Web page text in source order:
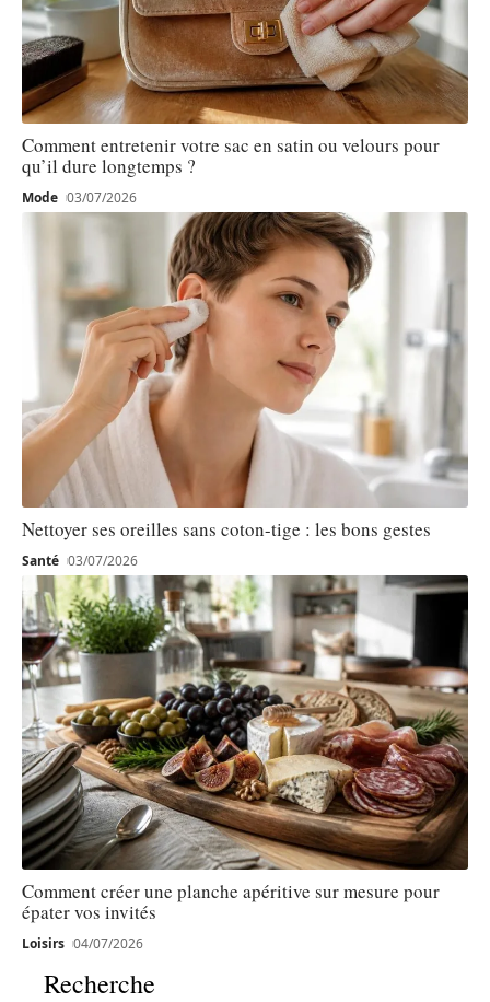
Comment entretenir votre sac en satin ou velours pour
qu’il dure longtemps ?
Mode 03/07/2026
Nettoyer ses oreilles sans coton-tige : les bons gestes
Santé 03/07/2026
Comment créer une planche apéritive sur mesure pour
épater vos invités
Loisirs 04/07/2026
Recherche